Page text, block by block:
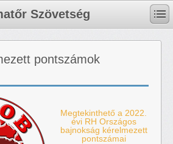
Szövetség
pontszámok
Megtekinthető a 2022.
évi RH Országos
bajnokság kérelmezett
pontszámai